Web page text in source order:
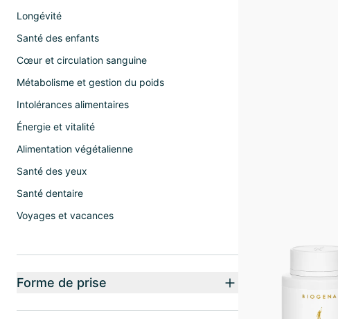
Longévité
Santé des enfants
Cœur et circulation sanguine
Métabolisme et gestion du poids
Intolérances alimentaires
Énergie et vitalité
Alimentation végétalienne
Santé des yeux
Santé dentaire
Voyages et vacances
Forme de prise